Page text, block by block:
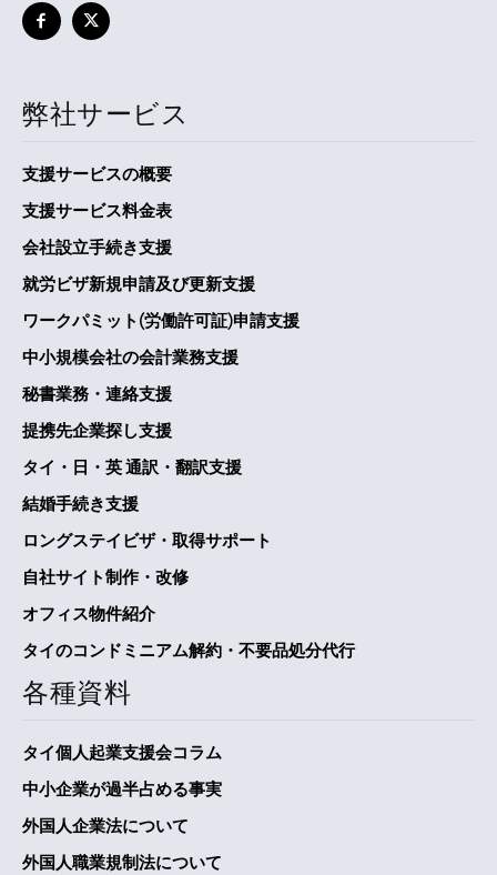
弊社サービス
支援サービスの概要
支援サービス料金表
会社設立手続き支援
就労ビザ新規申請及び更新支援
ワークパミット(労働許可証)申請支援
中小規模会社の会計業務支援
秘書業務・連絡支援
提携先企業探し支援
タイ・日・英 通訳・翻訳支援
結婚手続き支援
ロングステイビザ・取得サポート
自社サイト制作・改修
オフィス物件紹介
タイのコンドミニアム解約・不要品処分代行
各種資料
タイ個人起業支援会コラム
中小企業が過半占める事実
外国人企業法について
外国人職業規制法について